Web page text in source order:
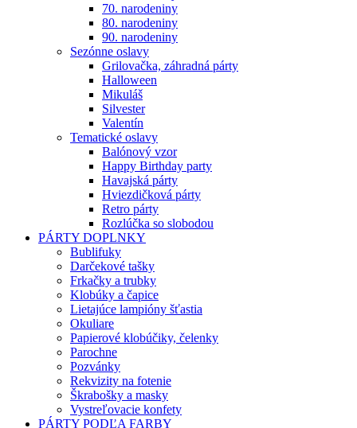
70. narodeniny
80. narodeniny
90. narodeniny
Sezónne oslavy
Grilovačka, záhradná párty
Halloween
Mikuláš
Silvester
Valentín
Tematické oslavy
Balónový vzor
Happy Birthday party
Havajská párty
Hviezdičková párty
Retro párty
Rozlúčka so slobodou
PÁRTY DOPLNKY
Bublifuky
Darčekové tašky
Frkačky a trubky
Klobúky a čapice
Lietajúce lampióny šťastia
Okuliare
Papierové klobúčiky, čelenky
Parochne
Pozvánky
Rekvizity na fotenie
Škrabošky a masky
Vystreľovacie konfety
PÁRTY PODĽA FARBY